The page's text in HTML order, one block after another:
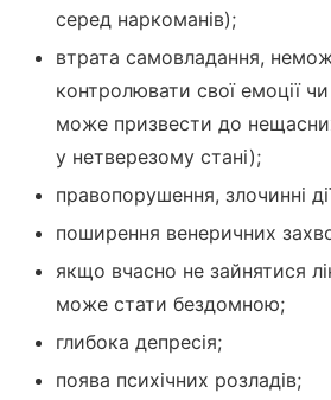
серед наркоманів);
втрата самовладання,
контролювати свої емоції
може призвести до
у нетверезому стані);
правопорушення, злочинні
поширення венеричних
якщо вчасно не зайнятися
може стати бездомною;
глибока депресія;
поява психічних розладів;